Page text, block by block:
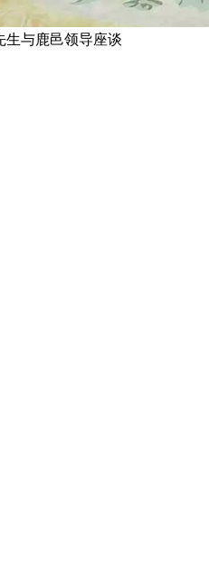
生与鹿邑领导座谈